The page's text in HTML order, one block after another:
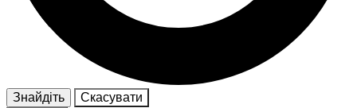
Знайдіть
Скасувати